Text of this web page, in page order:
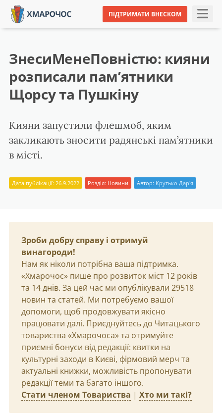
ПІДТРИМАТИ ВНЕСКОМ
ЗнесиМенеПовністю: кияни
розписали пам’ятники
Щорсу та Пушкіну
Кияни запустили флешмоб, яким
закликають зносити радянські пам’ятники
в місті.
Дата публікації: 26.9.2022 Розділ: Новини Автор: Крутько Дар'я
Зроби добру справу і отримуй
винагороди!
Нам як ніколи потрібна ваша підтримка.
«Хмарочос» пише про розвиток міст 12 років
та 14 днів. За цей час ми опублікували 29518
новин та статей. Ми потребуємо вашої
допомоги, щоб продовжувати якісно
працювати далі. Приєднуйтесь до Читацького
товариства «Хмарочоса» та отримуйте
приємні бонуси від редакції: квитки на
культурні заходи в Києві, фірмовий мерч та
актуальні книжки, можливість пропонувати
редакції теми та багато іншого.
Стати членом Товариства | Хто ми такі?